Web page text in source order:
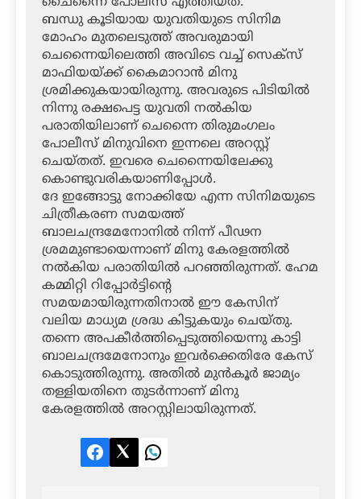
ബന്ധു കൂടിയായ യുവതിയുടെ സിനിമ
മോഹം മുതലെടുത്ത് അവരുമായി
ചെന്നൈയിലെത്തി അവിടെ വച്ച് സെക്‌സ്
മാഫിയയ്ക്ക് കൈമാറാന്‍ മിനു
ശ്രമിക്കുകയായിരുന്നു. അവരുടെ പിടിയില്‍
നിന്നു രക്ഷപെട്ട യുവതി നല്‍കിയ
പരാതിയിലാണ് ചെന്നൈ തിരുമംഗലം
പോലീസ് മിനുവിനെ ഇന്നലെ അറസ്റ്റ്
ചെയ്തത്. ഇവരെ ചെന്നൈയിലേക്കു
കൊണ്ടുവരികയാണിപ്പോള്‍.
ദേ ഇങ്ങോട്ടു നോക്കിയേ എന്ന സിനിമയുടെ
ചിത്രീകരണ സമയത്ത്
ബാലചന്ദ്രമേനോനില്‍ നിന്ന് പീഢന
ശ്രമമുണ്ടായെന്നാണ് മിനു കേരളത്തില്‍
നല്‍കിയ പരാതിയില്‍ പറഞ്ഞിരുന്നത്. ഹേമ
കമ്മിറ്റി റിപ്പോര്‍ട്ടിന്റെ
സമയമായിരുന്നതിനാല്‍ ഈ കേസിന്
വലിയ മാധ്യമ ശ്രദ്ധ കിട്ടുകയും ചെയ്തു.
തന്നെ അപകീര്‍ത്തിപ്പെടുത്തിയെന്നു കാട്ടി
ബാലചന്ദ്രമേനോനും ഇവര്‍ക്കെതിരേ കേസ്
കൊടുത്തിരുന്നു. അതില്‍ മുന്‍കൂര്‍ ജാമ്യം
തള്ളിയതിനെ തുടര്‍ന്നാണ് മിനു
കേരളത്തില്‍ അറസ്റ്റിലായിരുന്നത്.
Facebook
TwitterLinkedIn